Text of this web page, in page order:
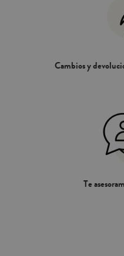
Cambios y
Te